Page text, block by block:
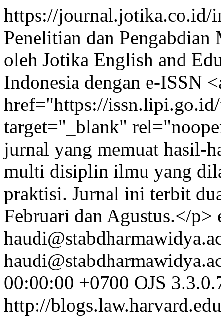
https://journal.jotika.co.id/
Penelitian dan
oleh Jotika English and
Indonesia dengan e-ISSN
href="https://
target="_blank"
jurnal yang memuat hasil-
multi disiplin ilmu yang
praktisi. Jurnal ini terbit
Februari dan Agustus.</p>
00:00:00 +0700 OJS
http://